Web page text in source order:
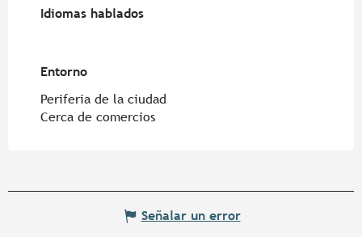
Idiomas hablados
Idiomas hablados
Entorno
Entorno
Periferia de la ciudad
Cerca de comercios
Señalar un error